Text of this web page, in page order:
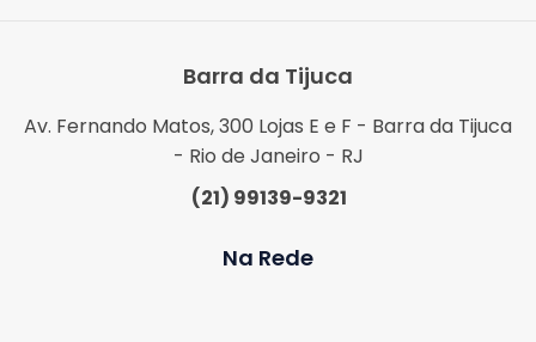
Barra da Tijuca
Av. Fernando Matos, 300 Lojas E e F - Barra da Tijuca
- Rio de Janeiro - RJ
(21) 99139-9321
Na Rede